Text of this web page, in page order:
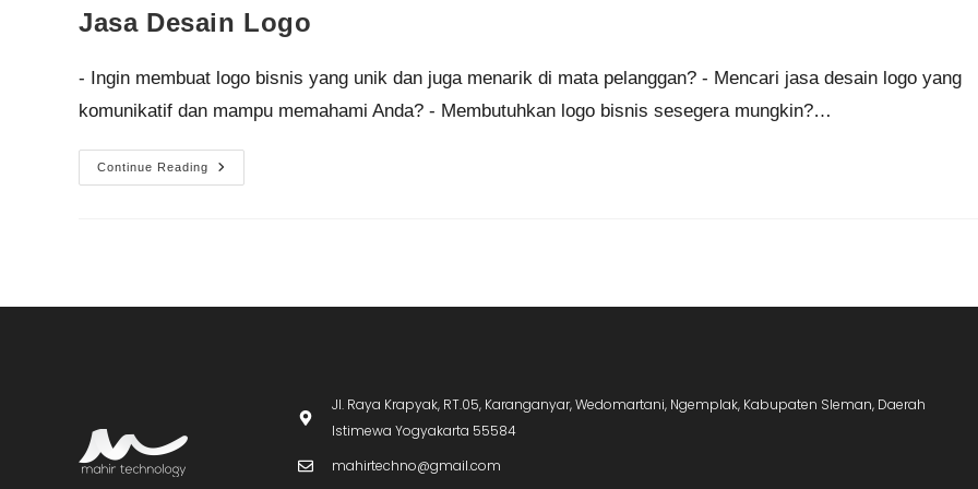
Jasa Desain Logo
- Ingin membuat logo bisnis yang unik dan juga menarik di mata pelanggan? - Mencari jasa desain logo yang
komunikatif dan mampu memahami Anda? - Membutuhkan logo bisnis sesegera mungkin?…
Continue Reading
Jl. Raya Krapyak, RT.05, Karanganyar, Wedomartani, Ngemplak, Kabupaten Sleman, Daerah
Istimewa Yogyakarta 55584
mahirtechno@gmail.com